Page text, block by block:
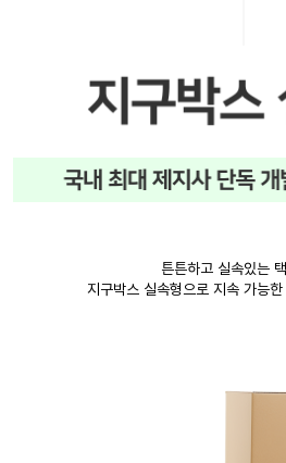
튼튼하고 실속있는
지구박스 실속형으로 지속 가능